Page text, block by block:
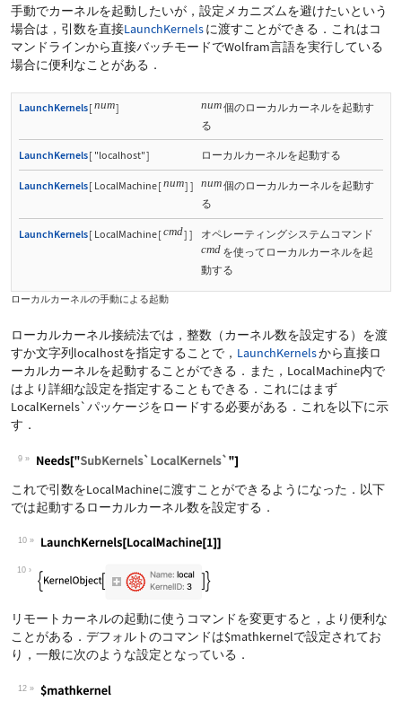
手動でカーネルを起動したいが，設定メカニズムを避けたいという
場合は，引数を直接LaunchKernelsに渡すことができる．これはコ
マンドラインから直接バッチモードでWolfram言語を実行している
場合に便利なことがある．
LaunchKernels[num] num個のローカルカーネルを起動す
る
LaunchKernels[ "localhost"] ローカルカーネルを起動する
LaunchKernels[ LocalMachine[num] ] num個のローカルカーネルを起動す
る
LaunchKernels[ LocalMachine[cmd] ]
オペレーティングシステムコマンド
cmd を使ってローカルカーネルを起
動する
ローカルカーネルの手動による起動
ローカルカーネル接続法では，整数（カーネル数を設定する）を渡
すか文字列localhostを指定することで， LaunchKernelsから直接ロ
ーカルカーネルを起動することができる．また， LocalMachine内で
はより詳細な設定を指定することもできる．これにはまず
LocalKernels`パッケージをロードする必要がある．これを以下に示
す．
9
これで引数をLocalMachineに渡すことができるようになった．以下
では起動するローカルカーネル数を設定する．
10
10
リモートカーネルの起動に使うコマンドを変更すると，より便利な
ことがある．デフォルトのコマンドは$mathkernelで設定されてお
り，一般に次のような設定となっている．
12